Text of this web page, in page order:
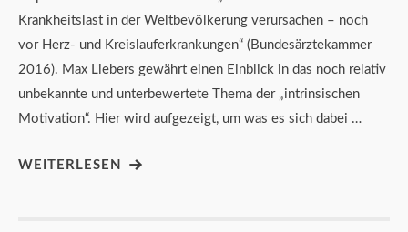
Krankheitslast in der Weltbevölkerung verursachen – noch
vor Herz- und Kreislauferkrankungen“ (Bundesärztekammer
2016). Max Liebers gewährt einen Einblick in das noch relativ
unbekannte und unterbewertete Thema der „intrinsischen
Motivation“. Hier wird aufgezeigt, um was es sich dabei …
WEITERLESEN